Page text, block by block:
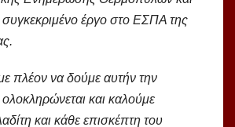
έργο στο ΕΣΠΑ της
πλέον να δούμε αυτήν την
και καλούμε
και κάθε επισκέπτη του